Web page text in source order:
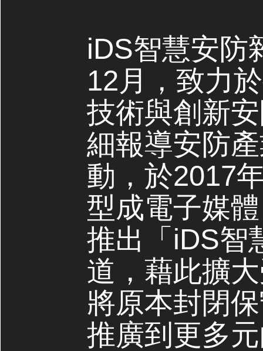
iDS智慧安防
12月，致力
技術與創新
細報導安防
動，於2017
型成電子媒
推出「iDS智
道，藉此擴
將原本封閉
推廣到更多